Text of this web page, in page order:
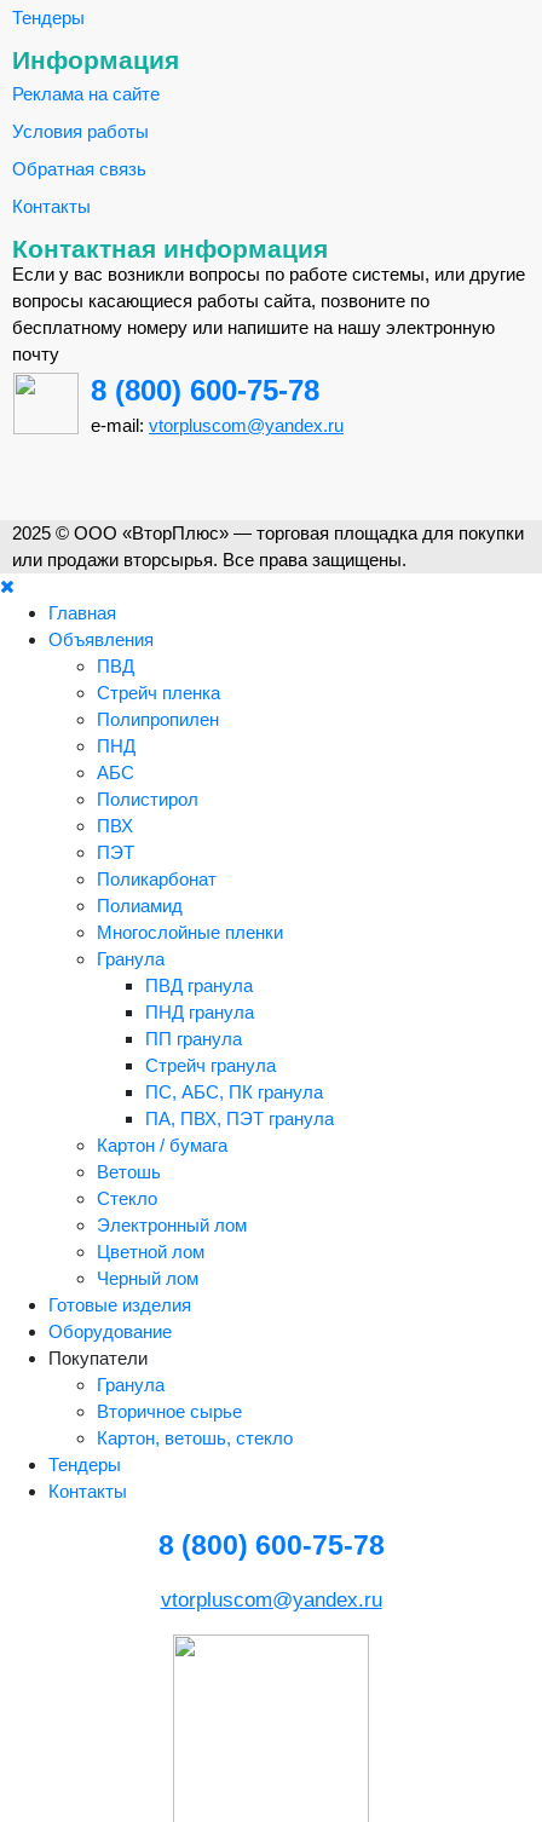
Тендеры
Информация
Реклама на сайте
Условия работы
Обратная связь
Контакты
Контактная информация
Если у вас возникли вопросы по работе системы, или другие
вопросы касающиеся работы сайта, позвоните по
бесплатному номеру или напишите на нашу электронную
почту
8 (800) 600-75-78
e-mail: vtorpluscom@yandex.ru
2025 © ООО «ВторПлюс» — торговая площадка для покупки
или продажи вторсырья. Все права защищены.
Главная
Объявления
ПВД
Стрейч пленка
Полипропилен
ПНД
АБС
Полистирол
ПВХ
ПЭТ
Поликарбонат
Полиамид
Многослойные пленки
Гранула
ПВД гранула
ПНД гранула
ПП гранула
Стрейч гранула
ПС, АБС, ПК гранула
ПА, ПВХ, ПЭТ гранула
Картон / бумага
Ветошь
Стекло
Электронный лом
Цветной лом
Черный лом
Готовые изделия
Оборудование
Покупатели
Гранула
Вторичное сырье
Картон, ветошь, стекло
Тендеры
Контакты
8 (800) 600-75-78
vtorpluscom@yandex.ru